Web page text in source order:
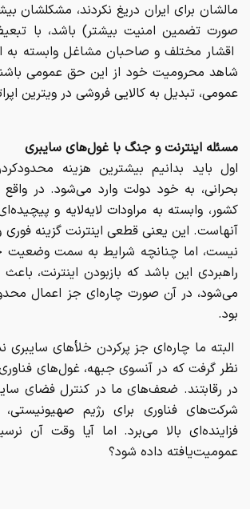
مالشان برای ایران دریغ نکردند، مشکلشان
صورت تضمین امنیت بیشتر) باشد، با
اقشار مختلف و صاحبان مشاغل وابسته به
شاهد محرومیت خود از این حق عمومی
عمومی، تبدیل به کالایی فروشی در ویترین
مسئله اینترنت و جنگ با غول‌های سایبری
اول باید بدانیم بیشترین هزینه
بحرانی، به خود دولت وارد می‌شود. در
کشور، وابسته به مراودات لایه‌لایه و
آنهاست. این یعنی قطعی اینترنت گزینه
نیست، اما چنانچه شرایط به سمت وضعیت
راهبردی این باشد که بازبودن اینترنت،
می‌شود، در آن صورت چاره‌ای جز اعمال
بود.
البته ما چاره‌ای جز پرکردن خلأهای سایبری
نظر گرفت که در آنسوی جبهه، غول‌های
در رقابتند. ضعف‌های ما در کنترل فضای
شرکت‌های فناوری برای رژیم
فزاینده‌ای بالا می‌برد. اما آیا وقت آن
عمومیت‌یافته داده شود؟